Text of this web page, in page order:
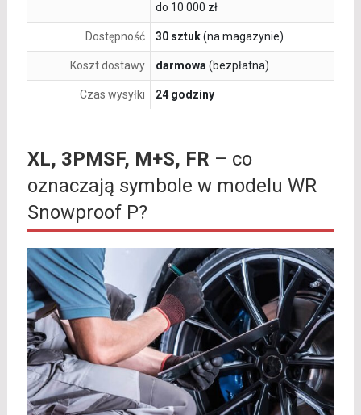
do 10 000 zł
Dostępność 30 sztuk(na magazynie)
Koszt dostawy darmowa (bezpłatna)
Czas wysyłki 24 godziny
XL, 3PMSF, M+S, FR – co
oznaczają symbole w modelu WR
Snowproof P?